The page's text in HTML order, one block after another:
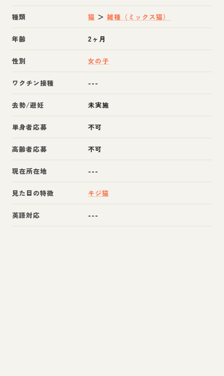
種類 猫 ＞雑種（ミックス猫）
年齢 2ヶ月
性別 女の子
ワクチン接種 ---
去勢/避妊 未実施
単身者応募 不可
高齢者応募 不可
現在所在地 ---
見た目の特徴 キジ猫
英語対応 ---